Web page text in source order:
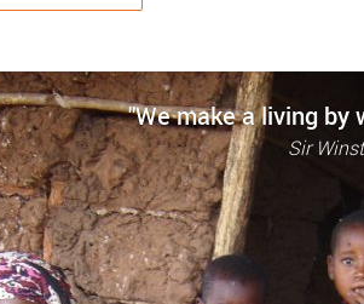
"We make a living by
Sir